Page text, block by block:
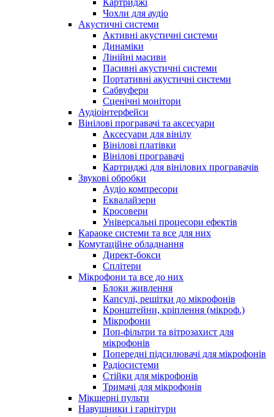
Картриджі
Чохли для аудіо
Акустичні системи
Активні акустичні системи
Динаміки
Лінійні масиви
Пасивні акустичні системи
Портативні акустичні системи
Сабвуфери
Сценічні монітори
Аудіоінтерфейси
Вінілові програвачі та аксесуари
Аксесуари для вінілу
Вінілові платівки
Вінілові програвачі
Картриджі для вінілових програвачів
Звукові обробки
Аудіо компресори
Еквалайзери
Кросовери
Універсальні процесори ефектів
Караоке системи та все для них
Комутаційне обладнання
Директ-бокси
Сплітери
Мікрофони та все до них
Блоки живлення
Капсулі, решітки до мікрофонів
Кронштейни, кріплення (мікроф.)
Мікрофони
Поп-фільтри та вітрозахист для
мікрофонів
Попередні підсилювачі для мікрофонів
Радіосистеми
Стійки для мікрофонів
Тримачі для мікрофонів
Мікшерні пульти
Навушники і гарнітури